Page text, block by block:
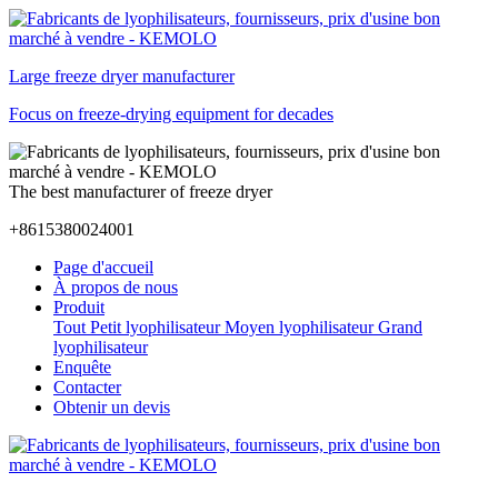
Large freeze dryer manufacturer
Focus on freeze-drying equipment for decades
The best manufacturer of freeze dryer
+8615380024001
Page d'accueil
À propos de nous
Produit
Tout Petit lyophilisateur Moyen lyophilisateur Grand
lyophilisateur
Enquête
Contacter
Obtenir un devis